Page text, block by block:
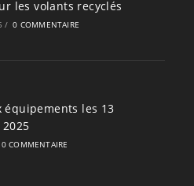
les volants recyclés
/ 0 COMMENTAIRE
équipements les 13
0 COMMENTAIRE